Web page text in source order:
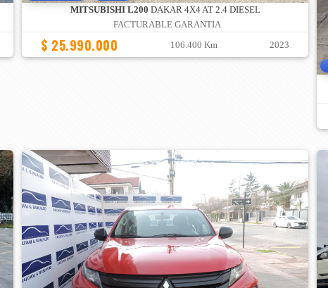
MITSUBISHI L200 DAKAR 4X4 AT 2.4 DIESEL
FACTURABLE GARANTIA
$ 25.990.000 106.400 Km 2023